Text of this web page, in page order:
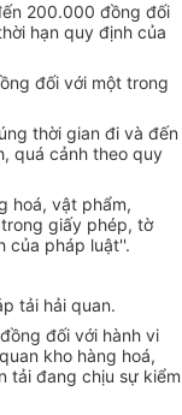
200.000 đồng đối
hạn quy định của
đối với một trong
thời gian đi và đến
quá cảnh theo quy
hoá, vật phẩm,
giấy phép, tờ
của pháp luật''.
tải hải quan.
đối với hành vi
kho hàng hoá,
tải đang chịu sự kiểm